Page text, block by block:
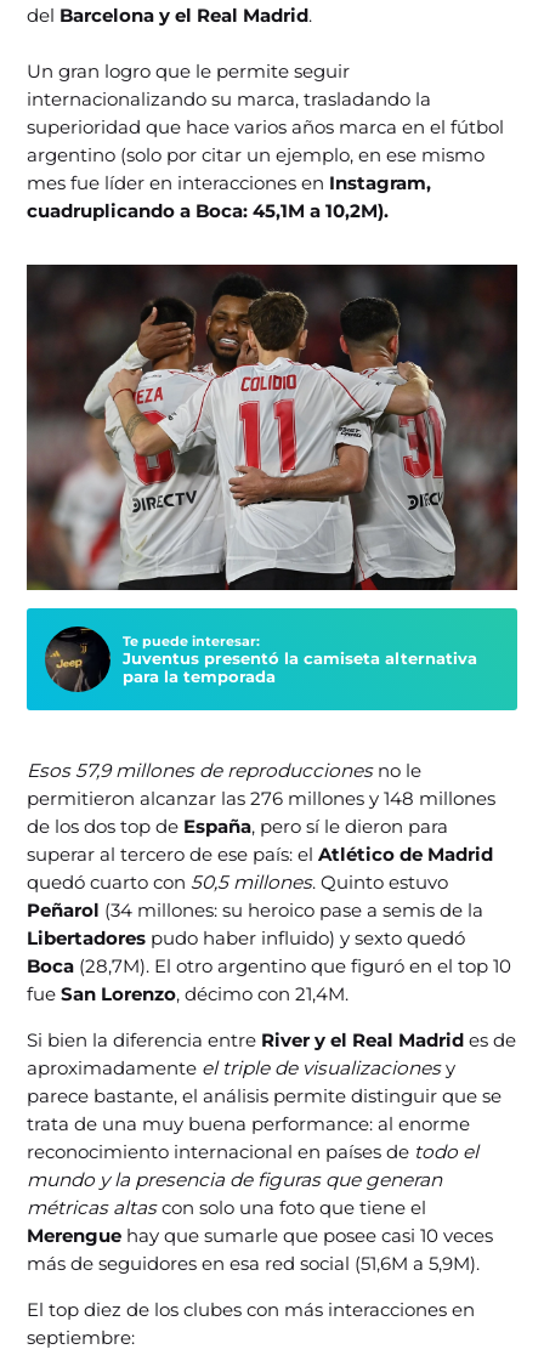
del Barcelona y el Real Madrid.
Un gran logro que le permite seguir
internacionalizando su marca, trasladando la
superioridad que hace varios años marca en el fútbol
argentino (solo por citar un ejemplo, en ese mismo
mes fue líder en interacciones en Instagram,
cuadruplicando a Boca: 45,1M a 10,2M).
Te puede interesar:
Juventus presentó la camiseta alternativa
para la temporada
Esos 57,9 millones de reproduccionesno le
permitieron alcanzar las 276 millones y 148 millones
de los dos top de España, pero sí le dieron para
superar al tercero de ese país: el Atlético de Madrid
quedó cuarto con50,5 millones. Quinto estuvo
Peñarol (34 millones: su heroico pase a semis de la
Libertadores pudo haber influido) y sexto quedó
Boca (28,7M). El otro argentino que figuró en el top 10
fueSan Lorenzo, décimo con 21,4M.
Si bien la diferencia entre River y el Real Madrid es de
aproximadamente el triple de visualizacionesy
parece bastante, el análisis permite distinguir que se
trata de una muy buena performance: al enorme
reconocimiento internacional en países de todo el
mundo y la presencia de figuras que generan
métricas altascon solo una foto que tiene el
Merengue hay que sumarle que posee casi 10 veces
más de seguidores en esa red social (51,6M a 5,9M).
El top diez de los clubes con más interacciones en
septiembre: